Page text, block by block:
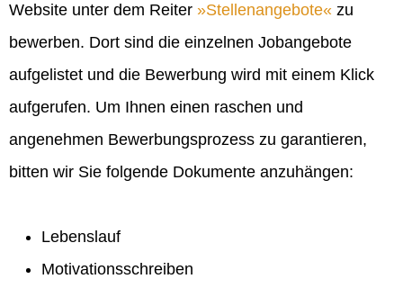
Website unter dem Reiter
Stellenangebote
zu
bewerben. Dort sind die einzelnen Jobangebote
aufgelistet und die Bewerbung wird mit einem Klick
aufgerufen. Um Ihnen einen raschen und
angenehmen Bewerbungsprozess zu garantieren,
bitten wir Sie folgende Dokumente anzuhängen:
Lebenslauf
Motivationsschreiben